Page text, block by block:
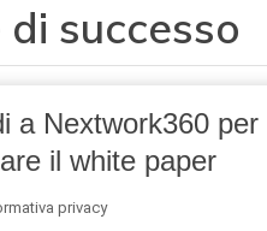
aziendali
cyber
e privacy
successo
a Nextwork360 per
il white paper
privacy